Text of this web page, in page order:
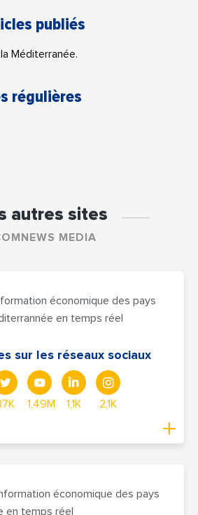
publiés
Méditerranée.
régulières
autres sites
MEDIA
économique des pays
en temps réel
sur les réseaux sociaux
1,49M 1,1K 2,1K
économique des pays
en temps réel